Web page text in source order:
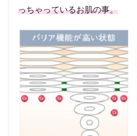
っちゃっているお肌の事。